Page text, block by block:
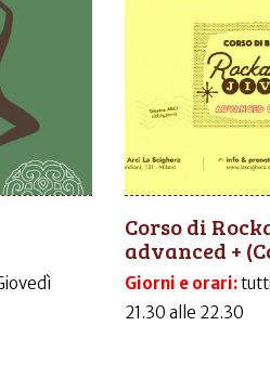
Corso di
advanced +
Giorni e orari:
21.30 alle 22.30